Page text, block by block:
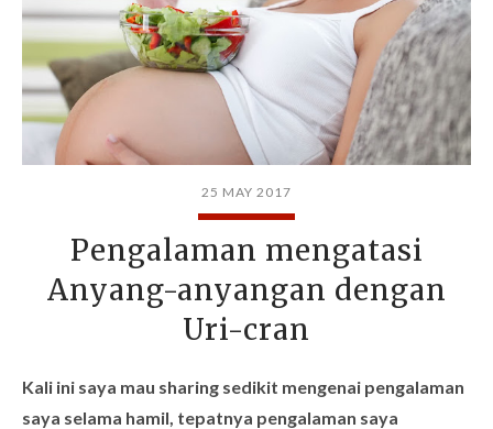
25 MAY 2017
Pengalaman mengatasi
Anyang-anyangan dengan
Uri-cran
Kali ini saya mau sharing sedikit mengenai pengalaman
saya selama hamil, tepatnya pengalaman saya